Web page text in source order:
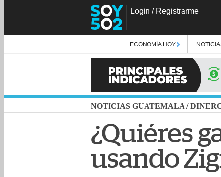
Login / Registrarme
ECONOMÍA HOY
NOTICIAS GUATEMALA /
¿Quiéres
usando